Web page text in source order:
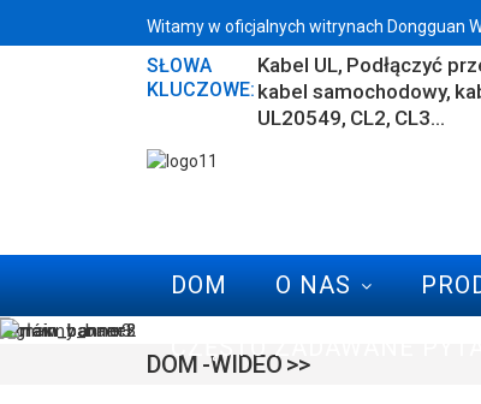
Witamy w oficjalnych witrynach Dongguan
SŁOWA
KLUCZOWE:
Kabel UL Podłączyć
kabel samochodowy
UL20549 CL2 CL3...
DOM O NAS
DOM WIDEO